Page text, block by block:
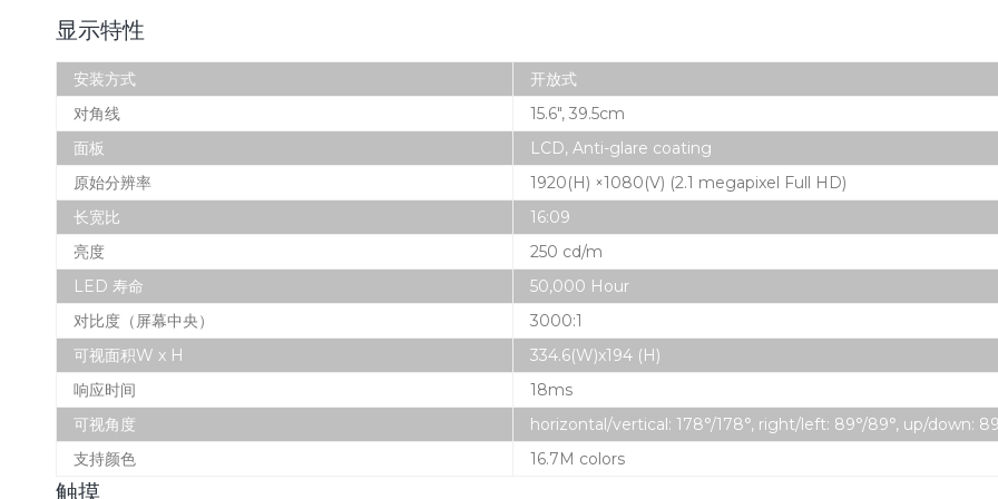
显示特性
安装方式
开放式
对角线
15.6″, 39.5cm
面板
LCD, Anti-glare coating
原始分辨率
1920(H) ×1080(V) (2.1 megapixel Full HD)
长宽比
16:09
亮度
250 cd/m
LED 寿命
50,000 Hour
对比度（屏幕中央）
3000:1
可视面积W x H
334.6(W)x194 (H)
响应时间
18ms
可视角度
horizontal/vertical: 178°/178°, right/left: 89°/89°, up/down:
支持颜色
16.7M colors
触摸